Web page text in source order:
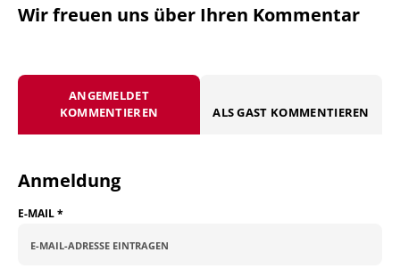
Wir freuen uns über Ihren Kommentar
ANGEMELDET
KOMMENTIEREN
ALS GAST KOMMENTIEREN
Anmeldung
E-MAIL*